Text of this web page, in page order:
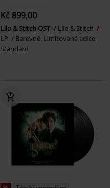
Kč 899,00
Lilo & Stitch OST
Lilo & Stitch
LP
Barevné, Limitovaná edice,
Standard